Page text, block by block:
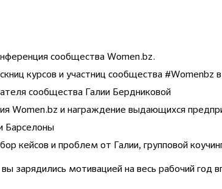
сообщества Women.bz.
курсов и участниц сообщества
сообщества Галии Бердниковой
Women.bz и награждение выдающихся
Барселоны
кейсов и проблем от Галии, групповой
зарядились мотивацией на весь рабочий год